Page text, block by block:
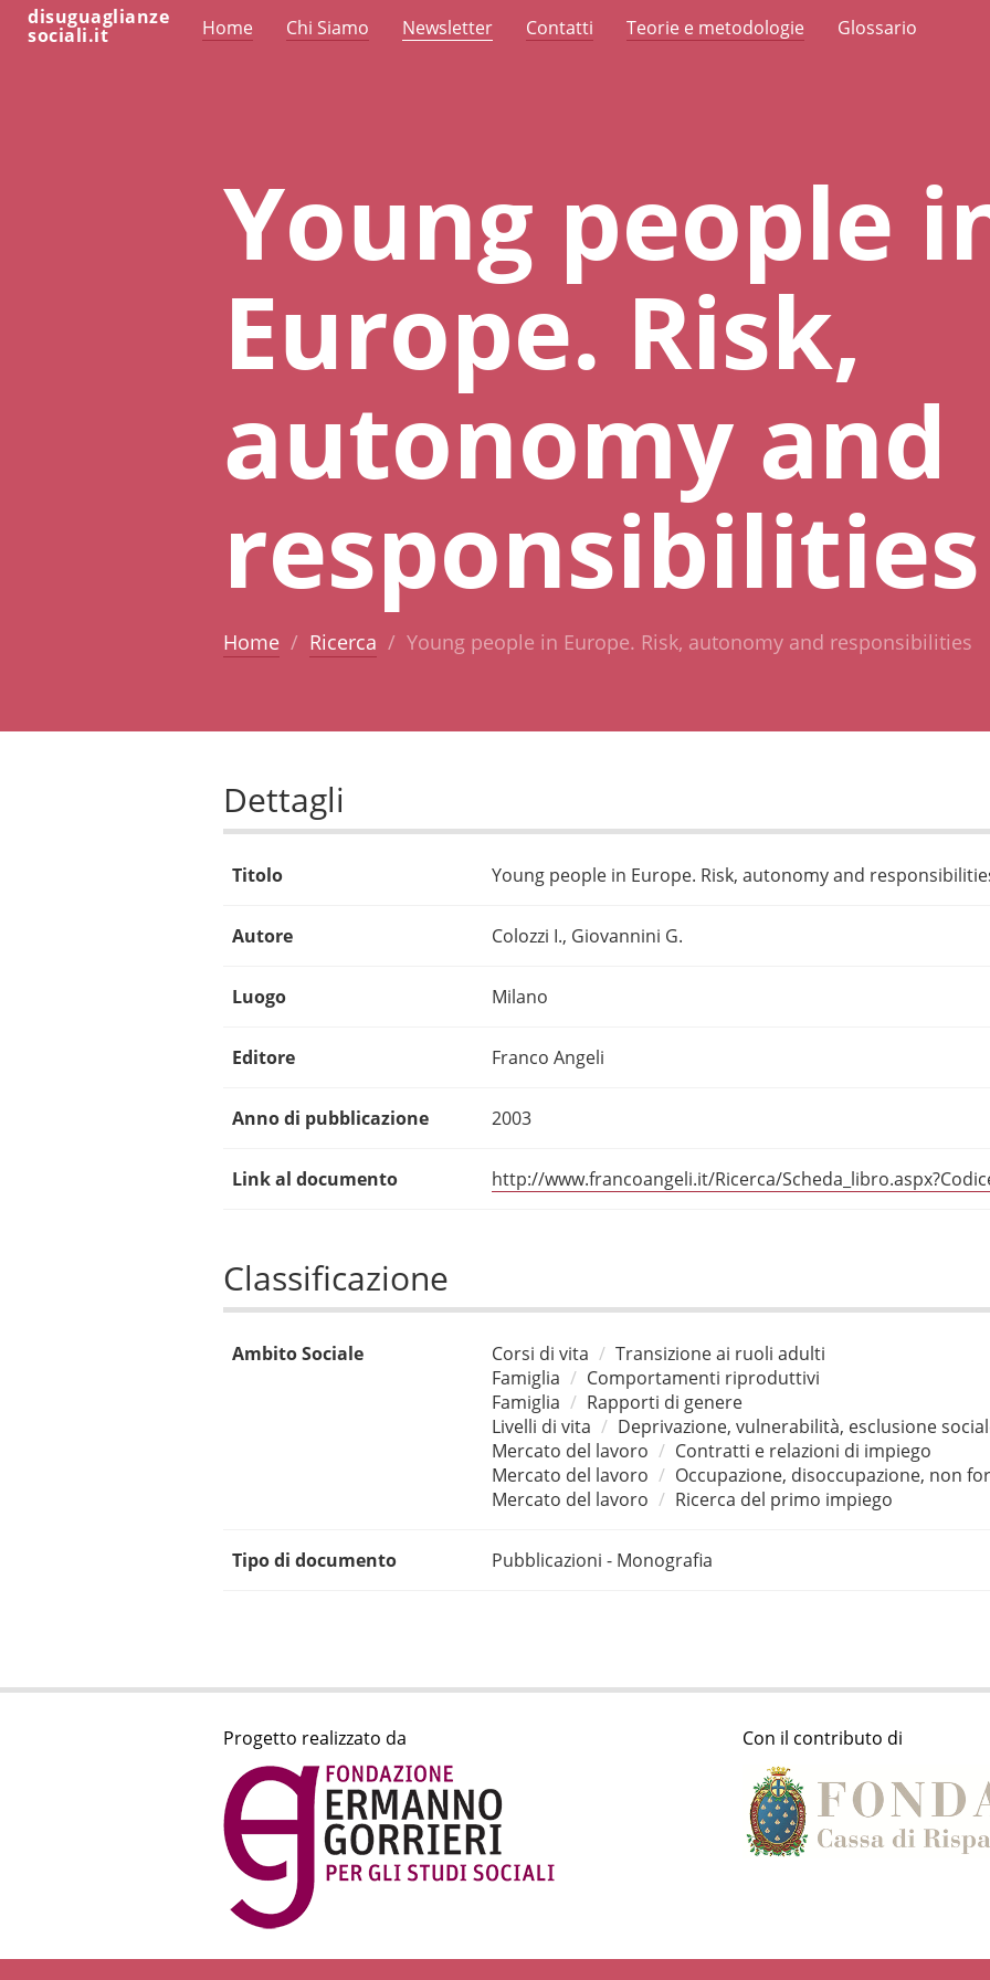
disuguaglianze
sociali.it Home Chi Siamo Newsletter Contatti Teorie e metodologie Glossario
Young people
Europe. Risk,
autonomy and
responsibilities
Home Ricerca Young people in Europe. Risk, autonomy and responsibilities
Dettagli
Titolo Young people in Europe. Risk, autonomy and
Autore Colozzi I., Giovannini G.
Luogo Milano
Editore Franco Angeli
Anno di pubblicazione 2003
Link al documento http://www.francoangeli.it/Ricerca/
Classificazione
Ambito Sociale Corsi di vita
Transizione ai ruoli adulti
Famiglia
Comportamenti riproduttivi
Famiglia
Rapporti di genere
Livelli di vita
Deprivazione, vulnerabilità, esclusione
Mercato del lavoro
Contratti e relazioni di impiego
Mercato del lavoro
Occupazione, disoccupazione, non
Mercato del lavoro
Ricerca del primo impiego
Tipo di documento Pubblicazioni - Monografia
Progetto realizzato da Con il contributo di